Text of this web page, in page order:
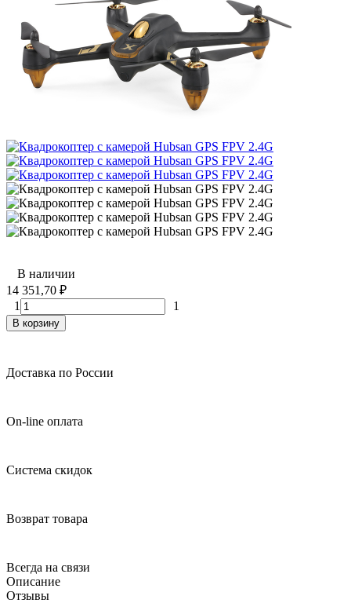
В наличии
14 351,70 ₽
1
1
В корзину
Доставка по России
On-line оплата
Система скидок
Возврат товара
Всегда на связи
Описание
Отзывы